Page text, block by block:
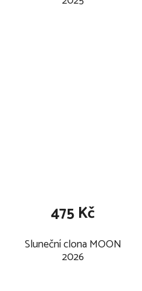
Sluneční clona MOON
2026
475 Kč